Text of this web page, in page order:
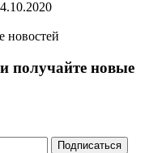
новостей
получайте новые